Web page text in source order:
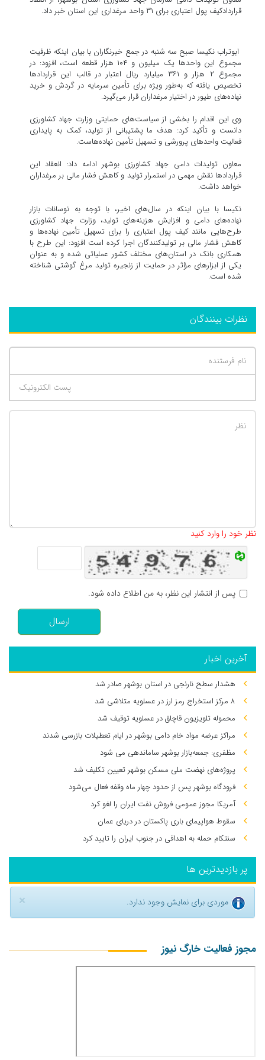
قراردادکیف پول اعتباری برای ۳۱ واحد مرغداری این استان خبر داد.
ابوتراب نکیسا صبح سه شنبه در جمع خبرنگاران با بیان اینکه ظرفیت
مجموع این واحدها یک‌ میلیون و ۱۰۴ هزار قطعه است، افزود: در
مجموع ۲ هزار و ۳۶۱ میلیارد ریال اعتبار در قالب این قراردادها
تخصیص یافته که به‌طور ویژه برای تأمین سرمایه در گردش و خرید
نهاده‌های طیور در اختیار مرغداران قرار می‌گیرد.
وی این اقدام را بخشی از سیاست‌های حمایتی وزارت جهاد کشاورزی
دانست و تأکید کرد: هدف ما پشتیبانی از تولید، کمک به پایداری
فعالیت واحدهای پرورشی و تسهیل تأمین نهاده‌هاست.
معاون تولیدات دامی جهاد کشاورزی بوشهر ادامه داد: انعقاد این
قراردادها نقش مهمی در استمرار تولید و کاهش فشار مالی بر مرغداران
خواهد داشت.
نکیسا با بیان اینکه در سال‌های اخیر، با توجه به نوسانات بازار
نهاده‌های دامی و افزایش هزینه‌های تولید، وزارت جهاد کشاورزی
طرح‌هایی مانند کیف پول اعتباری را برای تسهیل تأمین نهاده‌ها و
کاهش فشار مالی بر تولیدکنندگان اجرا کرده است افزود: این طرح با
همکاری بانک در استان‌های مختلف کشور عملیاتی شده و به عنوان
یکی از ابزارهای مؤثر در حمایت از زنجیره تولید مرغ گوشتی شناخته
شده است.
نظرات بینندگان
نظر خود را وارد کنید
پس از انتشار این نظر، به من اطلاع داده شود.
ارسال
آخرین اخبار
هشدار سطح نارنجی در استان بوشهر صادر شد
۸ مرکز استخراج رمز ارز در عسلویه متلاشی شد
محموله تلویزیون قاچاق در عسلویه توقیف شد
مراکز عرضه مواد خام دامی بوشهر در ایام تعطیلات بازرسی شدند
مظفری: جمعه‌بازار بوشهر ساماندهی می‌ شود
پروژه‌های نهضت ملی مسکن بوشهر تعیین تکلیف شد
فرودگاه بوشهر پس از حدود چهار ماه وقفه فعال می‌شود
آمریکا مجوز عمومی فروش نفت ایران را لغو کرد
سقوط هواپیمای باری پاکستان در دریای عمان
سنتکام حمله به اهدافی در جنوب ایران را تایید کرد
پر بازدیدترین ها
× موردی برای نمایش وجود ندارد.
مجوز فعالیت خارگ نیوز